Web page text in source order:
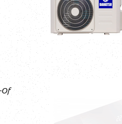
Of